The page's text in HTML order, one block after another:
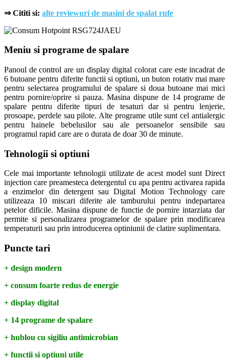
⇒Cititi si: alte reviewuri de masini de spalat rufe
Meniu si programe de spalare
Panoul de control are un display digital colorat care este incadrat de
6 butoane pentru diferite functii si optiuni, un buton rotativ mai mare
pentru selectarea programului de spalare si doua butoane mai mici
pentru pornire/oprire si pauza. Masina dispune de 14 programe de
spalare pentru diferite tipuri de tesaturi dar si pentru lenjerie,
prosoape, perdele sau pilote. Alte programe utile sunt cel antialergic
pentru hainele bebelusilor sau ale persoanelor sensibile sau
programul rapid care are o durata de doar 30 de minute.
Tehnologii si optiuni
Cele mai importante tehnologii utilizate de acest model sunt Direct
injection care preamesteca detergentul cu apa pentru activarea rapida
a enzimelor din detergent sau Digital Motion Technology care
utilizeaza 10 miscari diferite ale tamburului pentru indepartarea
petelor dificile. Masina dispune de functie de pornire intarziata dar
permite si personalizarea programelor de spalare prin modificarea
temperaturii sau prin introducerea optiniunii de clatire suplimentara.
Puncte tari
+ design modern
+ consum foarte redus de energie
+ display digital
+ 14 programe de spalare
+ hublou cu sigiliu antimicrobian
+ functii si optiuni utile